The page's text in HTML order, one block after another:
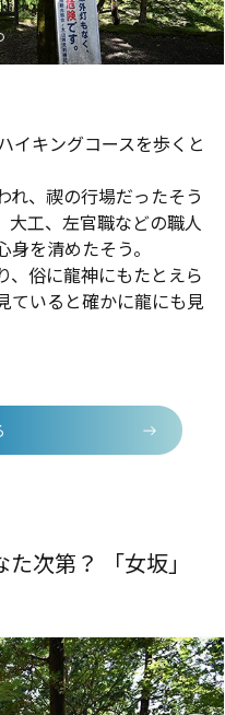
イキングコースを歩くと
れ、禊の行場だったそう
大工、左官職などの職人
を清めたそう。
、俗に龍神にもたとえら
ていると確かに龍にも見
次第？ 「女坂」